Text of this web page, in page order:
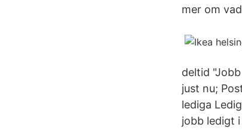
mer om
deltid
just nu;
lediga
jobb ledigt